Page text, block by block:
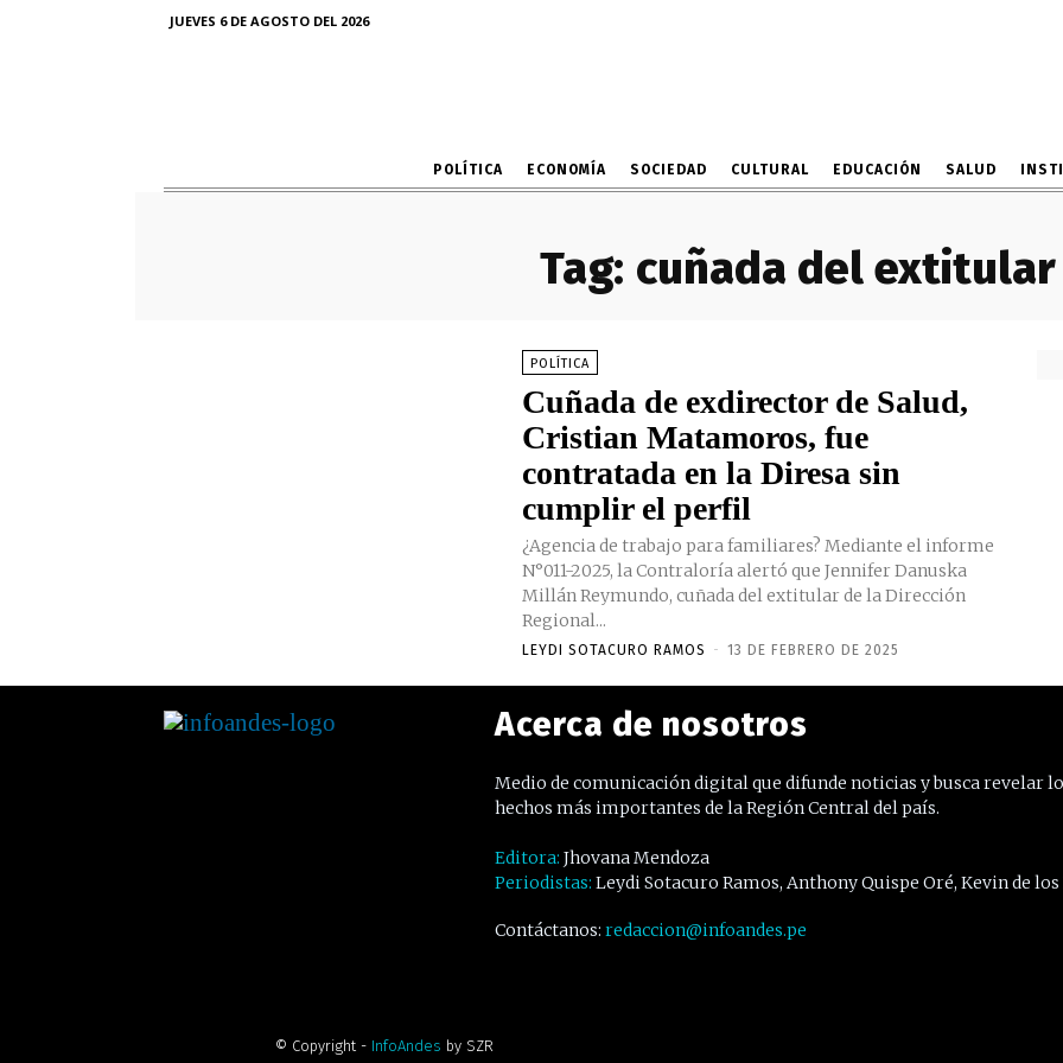
JUEVES 6 DE AGOSTO DEL 2026
POLÍTICA ECONOMÍA SOCIEDAD CULTURAL EDUCACIÓN SALUD
Tag: cuñada del extitular
POLÍTICA
Cuñada de exdirector de Salud,
Cristian Matamoros, fue
contratada en la Diresa sin
cumplir el perfil
¿Agencia de trabajo para familiares? Mediante el informe
N°011-2025, la Contraloría alertó que Jennifer Danuska
Millán Reymundo, cuñada del extitular de la Dirección
Regional...
LEYDI SOTACURO RAMOS - 13 DE FEBRERO DE 2025
Acerca de nosotros
Medio de comunicación digital que difunde noticias y busca revelar
hechos más importantes de la Región Central del país.
Editora: Jhovana Mendoza
Periodistas: Leydi Sotacuro Ramos, Anthony Quispe Oré, Kevin de los
Contáctanos: redaccion@infoandes.pe
© Copyright - InfoAndes by SZR